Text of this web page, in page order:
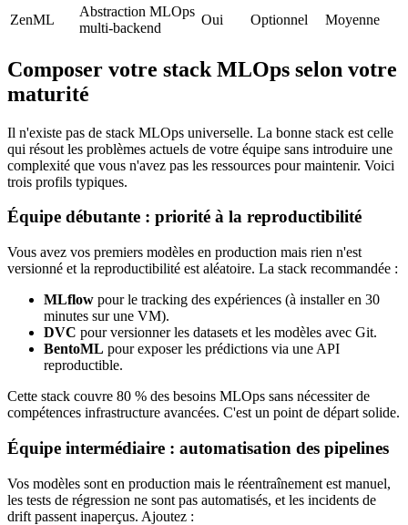
ZenML
Abstraction MLOps
multi-backend
Oui Optionnel Moyenne
Composer votre stack MLOps selon votre
maturité
Il n'existe pas de stack MLOps universelle. La bonne stack est celle
qui résout les problèmes actuels de votre équipe sans introduire une
complexité que vous n'avez pas les ressources pour maintenir. Voici
trois profils typiques.
Équipe débutante : priorité à la reproductibilité
Vous avez vos premiers modèles en production mais rien n'est
versionné et la reproductibilité est aléatoire. La stack recommandée :
MLflow pour le tracking des expériences (à installer en 30
minutes sur une VM).
DVC pour versionner les datasets et les modèles avec Git.
BentoML pour exposer les prédictions via une API
reproductible.
Cette stack couvre 80 % des besoins MLOps sans nécessiter de
compétences infrastructure avancées. C'est un point de départ solide.
Équipe intermédiaire : automatisation des pipelines
Vos modèles sont en production mais le réentraînement est manuel,
les tests de régression ne sont pas automatisés, et les incidents de
drift passent inaperçus. Ajoutez :